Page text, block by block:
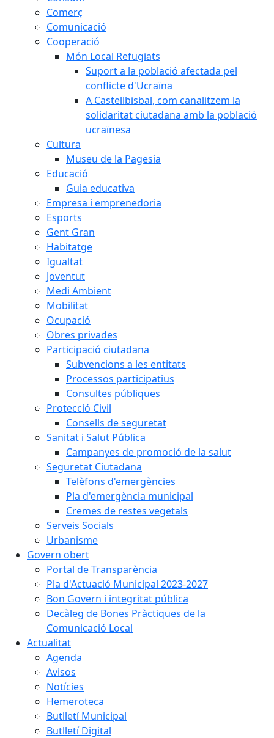
Comerç
Comunicació
Cooperació
Món Local Refugiats
Suport a la població afectada pel
conflicte d'Ucraïna
A Castellbisbal, com canalitzem la
solidaritat ciutadana amb la població
ucraïnesa
Cultura
Museu de la Pagesia
Educació
Guia educativa
Empresa i emprenedoria
Esports
Gent Gran
Habitatge
Igualtat
Joventut
Medi Ambient
Mobilitat
Ocupació
Obres privades
Participació ciutadana
Subvencions a les entitats
Processos participatius
Consultes públiques
Protecció Civil
Consells de seguretat
Sanitat i Salut Pública
Campanyes de promoció de la salut
Seguretat Ciutadana
Telèfons d'emergències
Pla d'emergència municipal
Cremes de restes vegetals
Serveis Socials
Urbanisme
Govern obert
Portal de Transparència
Pla d'Actuació Municipal 2023-2027
Bon Govern i integritat pública
Decàleg de Bones Pràctiques de la
Comunicació Local
Actualitat
Agenda
Avisos
Notícies
Hemeroteca
Butlletí Municipal
Butlletí Digital